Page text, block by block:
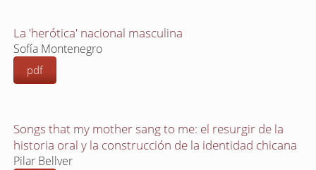
La 'herótica' nacional masculina
Sofía Montenegro
pdf
Songs that my mother sang to me: el resurgir de la
historia oral y la construcción de la identidad chicana
Pilar Bellver